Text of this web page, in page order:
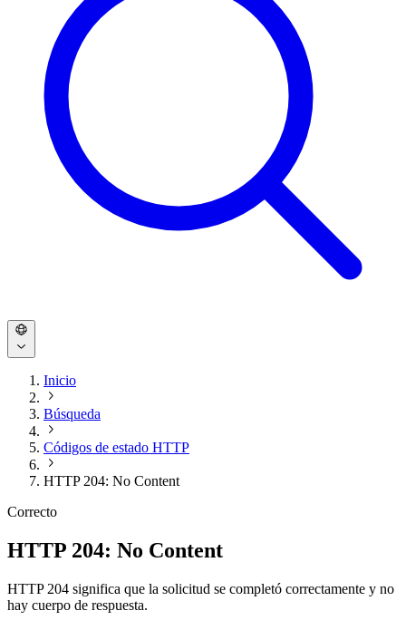
Inicio
Búsqueda
Códigos de estado HTTP
HTTP 204: No Content
Correcto
HTTP 204: No Content
HTTP 204 significa que la solicitud se completó correctamente y no
hay cuerpo de respuesta.